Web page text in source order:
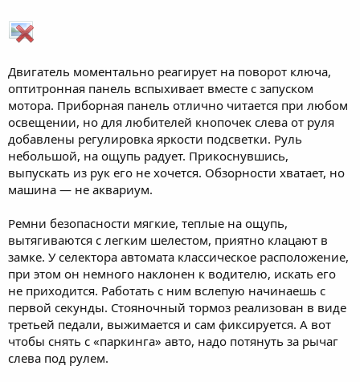
Двигатель моментально реагирует на поворот ключа,
оптитронная панель вспыхивает вместе с запуском
мотора. Приборная панель отлично читается при любом
освещении, но для любителей кнопочек слева от руля
добавлены регулировка яркости подсветки. Руль
небольшой, на ощупь радует. Прикоснувшись,
выпускать из рук его не хочется. Обзорности хватает, но
машина — не аквариум.
Ремни безопасности мягкие, теплые на ощупь,
вытягиваются с легким шелестом, приятно клацают в
замке. У селектора автомата классическое расположение,
при этом он немного наклонен к водителю, искать его
не приходится. Работать с ним вслепую начинаешь с
первой секунды. Стояночный тормоз реализован в виде
третьей педали, выжимается и сам фиксируется. А вот
чтобы снять с «паркинга» авто, надо потянуть за рычаг
слева под рулем.